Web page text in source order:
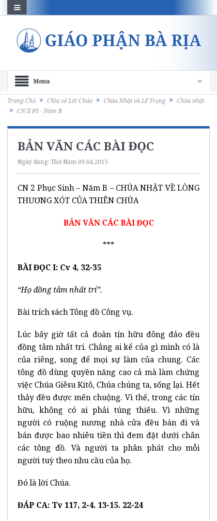
Menu
Trang Chủ Chia sẻ Lời Chúa Chúa Nhật và Lễ Trọng
Chúa nhật
CN II PS - Năm B
BẢN VĂN CÁC BÀI ĐỌC
Ngày đăng: Thứ Năm 09.04.2015
CN 2 Phục Sinh – Năm B – CHÚA NHẬT VỀ LÒNG
THƯƠNG XÓT CỦA THIÊN CHÚA
BẢN VĂN CÁC BÀI ĐỌC
***
BÀI ĐỌC I: Cv 4, 32-35
“Họ đồng tâm nhất trí”.
Bài trích sách Tông đồ Công vụ.
Lúc bấy giờ tất cả đoàn tín hữu đông đảo đều
đồng tâm nhất trí. Chẳng ai kể của gì mình có là
của riêng, song để mọi sự làm của chung. Các
tông đồ dùng quyền năng cao cả mà làm chứng
việc Chúa Giêsu Kitô, Chúa chúng ta, sống lại. Hết
thảy đều được mến chuộng. Vì thế, trong các tín
hữu, không có ai phải túng thiếu. Vì những
người có ruộng nương nhà cửa đều bán đi và
bán được bao nhiêu tiền thì đem đặt dưới chân
các tông đồ. Và người ta phân phát cho mỗi
người tuỳ theo nhu cầu của họ.
Đó là lời Chúa.
ĐÁP CA: Tv 117, 2-4. 13-15. 22-24